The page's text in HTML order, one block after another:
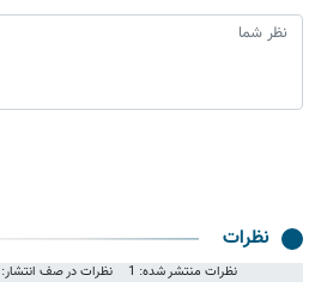
نظرات
نظرات منتشر شده: 1 نظرات در صف انتشار: 0